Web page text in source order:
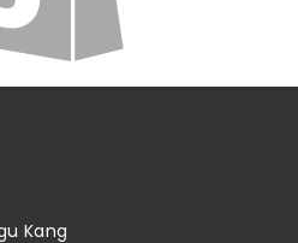
Kang